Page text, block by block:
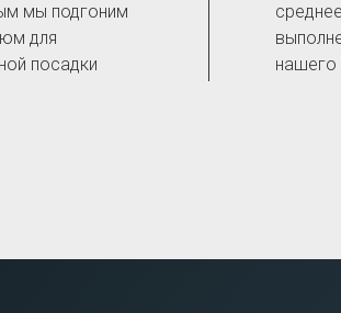
нашего
мы подгоним
для
посадки